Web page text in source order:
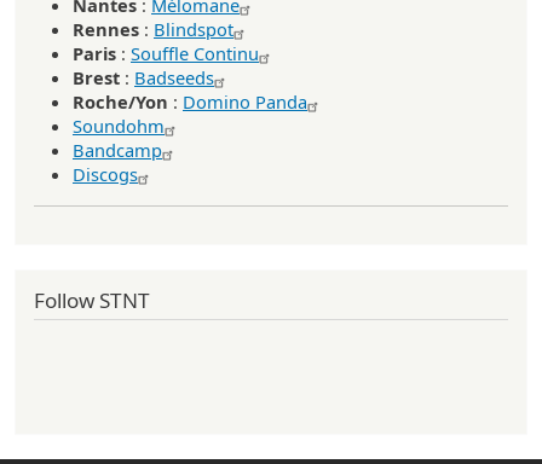
Nantes : Mélomane
Rennes : Blindspot
Paris : Souffle Continu
Brest : Badseeds
Roche/Yon : Domino Panda
Soundohm
Bandcamp
Discogs
Follow STNT